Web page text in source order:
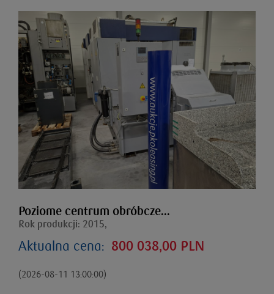
Poziome centrum obróbcze...
Rok produkcji: 2015,
Aktualna cena: 800 038,00 PLN
(2026-08-11 13:00:00)